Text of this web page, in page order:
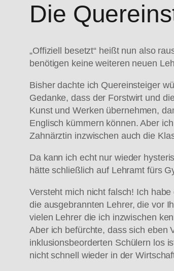
Die
„Offiziell besetzt“ heißt nun also
benötigen keine weiteren neuen
Bisher dachte ich Quereinsteiger
Gedanke, dass der Forstwirt und
Kunst und Werken übernehmen,
Englisch kümmern können. Aber
Zahnärztin inzwischen auch die
Da kann ich echt nur wieder
hätte schließlich auf Lehramt fürs
Versteht mich nicht falsch! Ich
die ausgebrannten Lehrer, die vor
vielen Lehrer die ich inzwischen
Aber ich befürchte, dass sich eben
inklusionsbeorderten Schülern los
nicht schnell wieder in der